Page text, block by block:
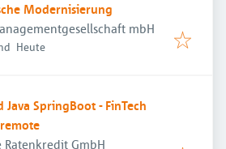
Modernisierung
mbH
Veröffentlicht
Heute
Java SpringBoot - FinTech
Ratenkredit GmbH